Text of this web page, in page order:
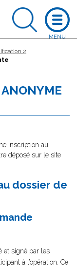
2
inscription au
déposé sur le site
dossier de
et signé par les
à l’opération. Ce